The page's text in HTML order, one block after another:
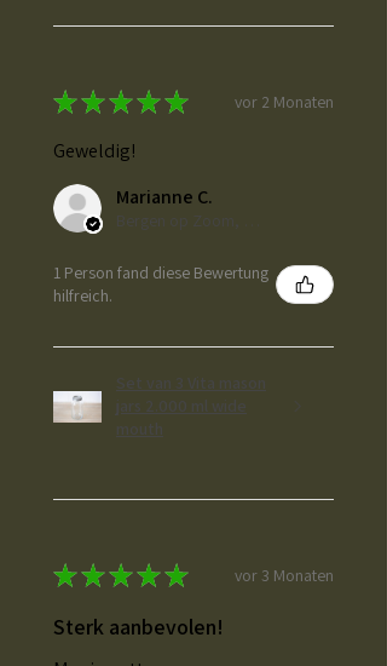
★★★★★ vor 2 Monaten
Geweldig!
Marianne C.
1 Person fand diese Bewertung
hilfreich.
Set van 3 Vita mason
jars 2.000 ml wide
mouth
★★★★★ vor 3 Monaten
Sterk aanbevolen!